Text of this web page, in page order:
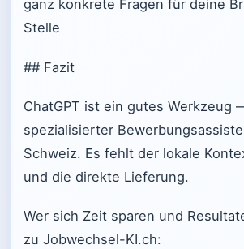
ganz konkrete Fragen für deine
Stelle
## Fazit
ChatGPT ist ein gutes Werkzeug
spezialisierter
Schweiz. Es fehlt der lokale
und die direkte Lieferung.
Wer sich Zeit sparen und
zu Jobwechsel-KI.ch: